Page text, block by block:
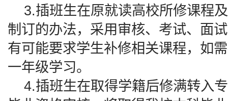
3.插班生在原就读高校所修课程
制订的办法，采用审核、考试、面
有可能要求学生补修相关课程，如
一年级学习。
4.插班生在取得学籍后修满转入